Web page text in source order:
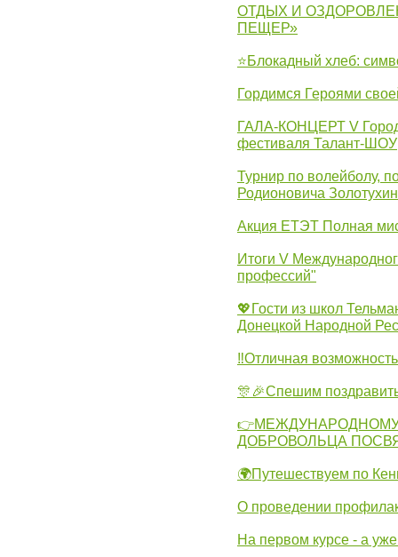
ОТДЫХ И
ПЕЩЕР»
⭐Блокадный хлеб:
Гордимся Героями
ГАЛА-КОНЦЕРТ V
фестиваля Талант-ШОУ
Турнир по волейболу,
Родионовича
Акция ЕТЭТ Полная
Итоги V
профессий"
💖Гости из школ
Донецкой Народной
‼Отличная
🎊🎉Спешим
ДОБРОВОЛЬЦА
🌍Путешествуем по
О проведении
На первом курсе - а